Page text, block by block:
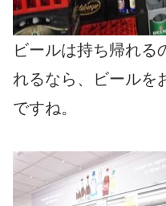
ビールは持ち帰れる
れるなら、ビールを
ですね。